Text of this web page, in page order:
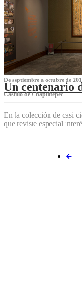
De septiembre a octubre de
Un centenario
Castillo de Chapultepec
En la colección de casi
que reviste especial